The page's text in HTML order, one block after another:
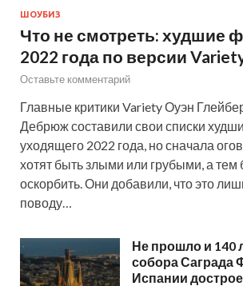
ШОУБИЗ
Что не смотреть: худшие
2022 года по версии
Оставьте комментарий
Главные критики Variety Оуэн
Дебрюж составили свои списки
уходящего 2022 года, но сначала
хотят быть злыми или грубыми, а тем
оскорбить. Они добавили, что это
поводу…
Не прошло и 140
собора Саграда
Испании